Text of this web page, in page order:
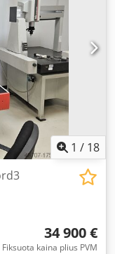
1 / 18
34 900 €
Fiksuota kaina plius PVM